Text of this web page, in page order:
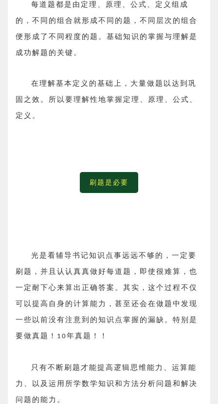
每道题都是由定理、原理、公式、定义组成
的，不同的组合就形成不同的题，不同层次的组合
便形成了不同程度的题。基础知识的掌握与理解是
成功解题的关键。
在理解基本定义的基础上，大量做题以达到巩
固之效。所以要理解性地掌握定理、原理、公式、
定义。
刷题是必要
光是看辅导书记知识点事远远不够的，一定要
刷题，并且认认真真做好每道题，即使很难算，也
一定耐下心来算出正确答案。其实，这个过程不仅
可以提高自身的计算能力，甚至还会在做题中发现
一些以前没有注意到的知识点掌握的漏缺。特别是
要做真题！ 10年真题！！
只有不断刷题才能提高逻辑思维能力、运算能
力、以及运用所学数学知识和方法分析问题和解决
问题的能力。